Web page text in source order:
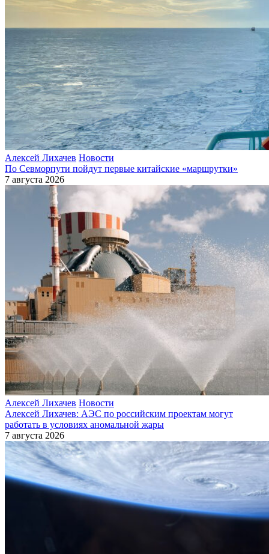
Алексей Лихачев Новости
По Севморпути пойдут первые китайские «маршрутки»
7 августа 2026
Алексей Лихачев Новости
Алексей Лихачев: АЭС по российским проектам могут
работать в условиях аномальной жары
7 августа 2026